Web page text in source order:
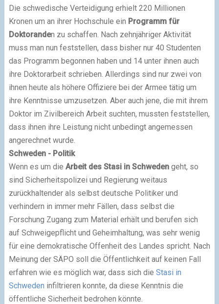
Die schwedische Verteidigung erhielt 220 Millionen
Kronen um an ihrer Hochschule ein Programm für
Doktoranden zu schaffen. Nach zehnjähriger Aktivität
muss man nun feststellen, dass bisher nur 40 Studenten
das Programm begonnen haben und 14 unter ihnen auch
ihre Doktorarbeit schrieben. Allerdings sind nur zwei von
ihnen heute als höhere Offiziere bei der Armee tätig um
ihre Kenntnisse umzusetzen. Aber auch jene, die mit ihrem
Doktor im Zivilbereich Arbeit suchten, mussten feststellen,
dass ihnen ihre Leistung nicht unbedingt angemessen
angerechnet wurde.
Schweden - Politik
Wenn es um die Arbeit des Stasi in Schwedengeht, so
sind Sicherheitspolizei und Regierung weitaus
zurückhaltender als selbst deutsche Politiker und
verhindern in immer mehr Fällen, dass selbst die
Forschung Zugang zum Material erhält und berufen sich
auf Schweigepflicht und Geheimhaltung, was sehr wenig
für eine demokratische Offenheit des Landes spricht. Nach
Meinung der SÄPO soll die Öffentlichkeit auf keinen Fall
erfahren wie es möglich war, dass sich die Stasi in
Schweden infiltrieren konnte, da diese Kenntnis die
öffentliche Sicherheit bedrohen könnte.